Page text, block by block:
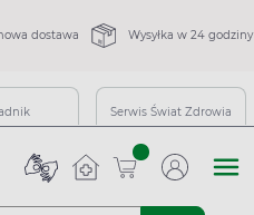
dostawa Wysyłka w 24 godziny
Serwis Świat Zdrowia
sztuk